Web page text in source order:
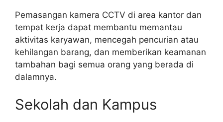
Pemasangan kamera CCTV di area kantor dan
tempat kerja dapat membantu memantau
aktivitas karyawan, mencegah pencurian atau
kehilangan barang, dan memberikan keamanan
tambahan bagi semua orang yang berada di
dalamnya.
Sekolah dan Kampus